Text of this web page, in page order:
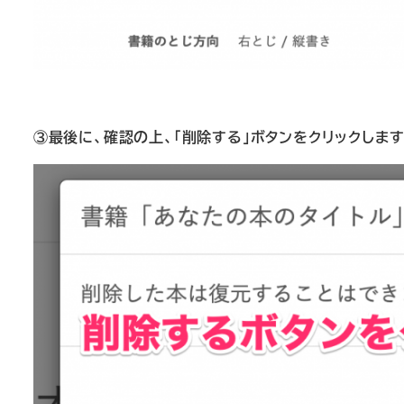
③最後に、確認の上、「削除する」ボタンをクリックします